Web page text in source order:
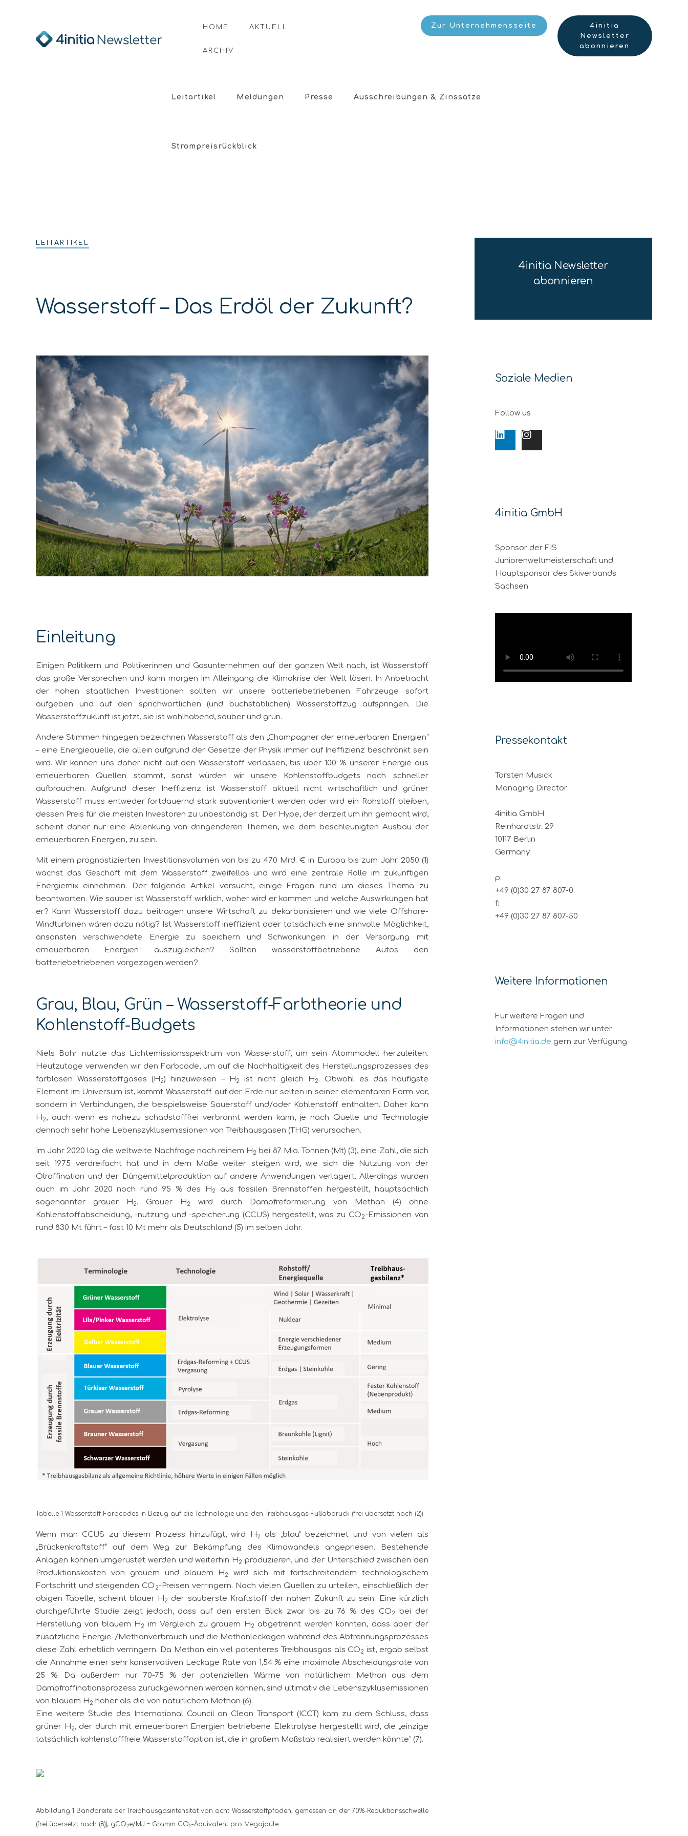
HOME AKTUELL
ARCHIV
Zur Unternehmensseite
4initia
Newsletter
abonnieren
Leitartikel Meldungen Presse Ausschreibungen & Zinssätze
Strompreisrückblick
LEITARTIKEL
Wasserstoff – Das Erdöl der Zukunft?
Einleitung
Einigen Politikern und Politikerinnen und Gasunternehmen auf der ganzen Welt nach, ist Wasserstoff
das große Versprechen und kann morgen im Alleingang die Klimakrise der Welt lösen. In Anbetracht
der hohen staatlichen Investitionen sollten wir unsere batteriebetriebenen Fahrzeuge sofort
aufgeben und auf den sprichwörtlichen (und buchstäblichen) Wasserstoffzug aufspringen. Die
Wasserstoffzukunft ist jetzt, sie ist wohlhabend, sauber und grün.
Andere Stimmen hingegen bezeichnen Wasserstoff als den „Champagner der erneuerbaren Energien“
– eine Energiequelle, die allein aufgrund der Gesetze der Physik immer auf Ineffizienz beschränkt sein
wird. Wir können uns daher nicht auf den Wasserstoff verlassen, bis über 100 % unserer Energie aus
erneuerbaren Quellen stammt, sonst würden wir unsere Kohlenstoffbudgets noch schneller
aufbrauchen. Aufgrund dieser Ineffizienz ist Wasserstoff aktuell nicht wirtschaftlich und grüner
Wasserstoff muss entweder fortdauernd stark subventioniert werden oder wird ein Rohstoff bleiben,
dessen Preis für die meisten Investoren zu unbeständig ist. Der Hype, der derzeit um ihn gemacht wird,
scheint daher nur eine Ablenkung von dringenderen Themen, wie dem beschleunigten Ausbau der
erneuerbaren Energien, zu sein.
Mit einem prognostizierten Investitionsvolumen von bis zu 470 Mrd. € in Europa bis zum Jahr 2050 (1)
wächst das Geschäft mit dem Wasserstoff zweifellos und wird eine zentrale Rolle im zukünftigen
Energiemix einnehmen. Der folgende Artikel versucht, einige Fragen rund um dieses Thema zu
beantworten. Wie sauber ist Wasserstoff wirklich, woher wird er kommen und welche Auswirkungen hat
er? Kann Wasserstoff dazu beitragen unsere Wirtschaft zu dekarbonisieren und wie viele Offshore-
Windturbinen wären dazu nötig? Ist Wasserstoff ineffizient oder tatsächlich eine sinnvolle Möglichkeit,
ansonsten verschwendete Energie zu speichern und Schwankungen in der Versorgung mit
erneuerbaren Energien auszugleichen? Sollten wasserstoffbetriebene Autos den
batteriebetriebenen vorgezogen werden?
Grau, Blau, Grün – Wasserstoff-Farbtheorie und
Kohlenstoff-Budgets
Niels Bohr nutzte das Lichtemissionsspektrum von Wasserstoff, um sein Atommodell herzuleiten.
Heutzutage verwenden wir den Farbcode, um auf die Nachhaltigkeit des Herstellungsprozesses des
farblosen Wasserstoffgases (H 2) hinzuweisen – H 2 ist nicht gleich H 2. Obwohl es das häufigste
Element im Universum ist, kommt Wasserstoff auf der Erde nur selten in seiner elementaren Form vor,
sondern in Verbindungen, die beispielsweise Sauerstoff und/oder Kohlenstoff enthalten. Daher kann
H 2, auch wenn es nahezu schadstofffrei verbrannt werden kann, je nach Quelle und Technologie
dennoch sehr hohe Lebenszyklusemissionen von Treibhausgasen (THG) verursachen.
Im Jahr 2020 lag die weltweite Nachfrage nach reinem H 2 bei 87 Mio. Tonnen (Mt) (3), eine Zahl, die sich
seit 1975 verdreifacht hat und in dem Maße weiter steigen wird, wie sich die Nutzung von der
Ölraffination und der Düngemittelproduktion auf andere Anwendungen verlagert. Allerdings wurden
auch im Jahr 2020 noch rund 95 % des H 2
aus fossilen Brennstoffen hergestellt, hauptsächlich
sogenannter grauer H 2. Grauer H 2
wird durch Dampfreformierung von Methan (4) ohne
Kohlenstoffabscheidung, -nutzung und -speicherung (CCUS) hergestellt, was zu CO2-Emissionen von
rund 830 Mt führt – fast 10 Mt mehr als Deutschland (5) im selben Jahr.
Tabelle 1 Wasserstoff-Farbcodes in Bezug auf die Technologie und den Treibhausgas-Fußabdruck (frei übersetzt nach (2))
Wenn man CCUS zu diesem Prozess hinzufügt, wird H 2
als „blau“ bezeichnet und von vielen als
„Brückenkraftstoff“ auf dem Weg zur Bekämpfung des Klimawandels angepriesen. Bestehende
Anlagen können umgerüstet werden und weiterhin H 2 produzieren, und der Unterschied zwischen den
Produktionskosten von grauem und blauem H 2
wird sich mit fortschreitendem technologischem
Fortschritt und steigenden CO 2-Preisen verringern. Nach vielen Quellen zu urteilen, einschließlich der
obigen Tabelle, scheint blauer H 2
der sauberste Kraftstoff der nahen Zukunft zu sein. Eine kürzlich
durchgeführte Studie zeigt jedoch, dass auf den ersten Blick zwar bis zu 76 % des CO2
bei der
Herstellung von blauem H 2 im Vergleich zu grauem H 2
abgetrennt werden konnten, dass aber der
zusätzliche Energie-/Methanverbrauch und die Methanleckagen während des Abtrennungsprozesses
diese Zahl erheblich verringern. Da Methan ein viel potenteres Treibhausgas als CO2 ist, ergab selbst
die Annahme einer sehr konservativen Leckage Rate von 1,54 % eine maximale Abscheidungsrate von
25 %. Da außerdem nur 70-75 % der potenziellen Wärme von natürlichem Methan aus dem
Dampfraffinationsprozess zurückgewonnen werden können, sind ultimativ die Lebenszyklusemissionen
von blauem H 2 höher als die von natürlichem Methan (6).
Eine weitere Studie des International Council on Clean Transport (ICCT) kam zu dem Schluss, dass
grüner H 2, der durch mit erneuerbaren Energien betriebene Elektrolyse hergestellt wird, die „einzige
tatsächlich kohlenstofffreie Wasserstoffoption ist, die in großem Maßstab realisiert werden könnte“ (7).
Abbildung 1 Bandbreite der Treibhausgasintensität von acht Wasserstoffpfaden, gemessen an der 70%-Reduktionsschwelle
(frei übersetzt nach (8)); gCO2e/MJ = Gramm CO2-Äquivalent pro Megajoule
4initia Newsletter
abonnieren
Soziale Medien
Follow us
4initia GmbH
Sponsor der FIS
Juniorenweltmeisterschaft und
Hauptsponsor des Skiverbands
Sachsen
Pressekontakt
Torsten Musick
Managing Director
4initia GmbH
Reinhardtstr. 29
10117 Berlin
Germany
p:
+49 (0)30 27 87 807-0
f:
+49 (0)30 27 87 807-50
Weitere Informationen
Für weitere Fragen und
Informationen stehen wir unter
info@4initia.de gern zur Verfügung